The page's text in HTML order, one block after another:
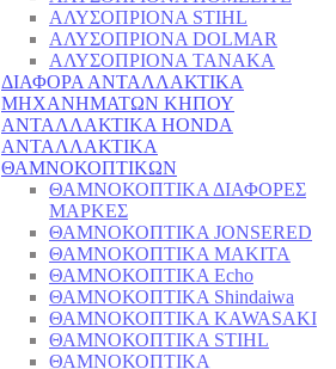
ΑΛΥΣΟΠΡΙΟΝΑ STIHL
ΑΛΥΣΟΠΡΙΟΝΑ DOLMAR
ΑΛΥΣΟΠΡΙΟΝΑ TANAKA
ΔΙΑΦΟΡΑ ΑΝΤΑΛΛΑΚΤΙΚΑ
ΜΗΧΑΝΗΜΑΤΩΝ ΚΗΠΟΥ
ΑΝΤΑΛΛΑΚΤΙΚΑ HONDA
ΑΝΤΑΛΛΑΚΤΙΚΑ
ΘΑΜΝΟΚΟΠΤΙΚΩΝ
ΘΑΜΝΟΚΟΠΤΙΚΑ ΔΙΑΦΟΡΕΣ
ΜΑΡΚΕΣ
ΘΑΜΝΟΚΟΠΤΙΚΑ JONSERED
ΘΑΜΝΟΚΟΠΤΙΚΑ MAKITA
ΘΑΜΝΟΚΟΠΤΙΚΑ Echo
ΘΑΜΝΟΚΟΠΤΙΚΑ Shindaiwa
ΘΑΜΝΟΚΟΠΤΙΚΑ KAWASAKI
ΘΑΜΝΟΚΟΠΤΙΚΑ STIHL
ΘΑΜΝΟΚΟΠΤΙΚΑ